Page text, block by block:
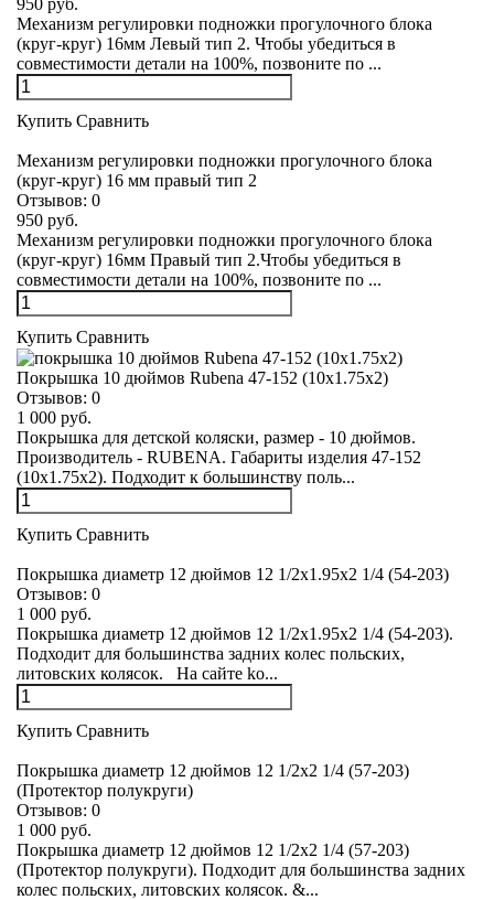
Механизм регулировки подножки прогулочного блока
(круг-круг) 16мм Левый тип 2. Чтобы убедиться в
совместимости детали на 100%, позвоните по ...
Купить Сравнить
Механизм регулировки подножки прогулочного блока
(круг-круг) 16 мм правый тип 2
Отзывов: 0
950 руб.
Механизм регулировки подножки прогулочного блока
(круг-круг) 16мм Правый тип 2.Чтобы убедиться в
совместимости детали на 100%, позвоните по ...
Купить Сравнить
Покрышка 10 дюймов Rubena 47-152 (10x1.75x2)
Отзывов: 0
1 000 руб.
Покрышка для детской коляски, размер - 10 дюймов.
Производитель - RUBENA. Габариты изделия 47-152
(10x1.75x2). Подходит к большинству поль...
Купить Сравнить
Покрышка диаметр 12 дюймов 12 1/2x1.95х2 1/4 (54-203)
Отзывов: 0
1 000 руб.
Покрышка диаметр 12 дюймов 12 1/2x1.95х2 1/4 (54-203).
Подходит для большинства задних колес польских,
литовских колясок. На сайте ko...
Купить Сравнить
Покрышка диаметр 12 дюймов 12 1/2x2 1/4 (57-203)
(Протектор полукруги)
Отзывов: 0
1 000 руб.
Покрышка диаметр 12 дюймов 12 1/2x2 1/4 (57-203)
(Протектор полукруги). Подходит для большинства задних
колес польских, литовских колясок. &...